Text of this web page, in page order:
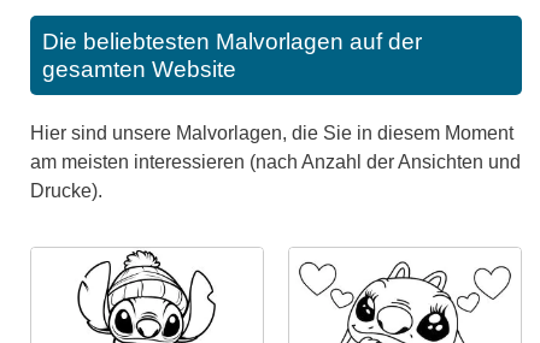
Die beliebtesten Malvorlagen auf der
gesamten Website
Hier sind unsere Malvorlagen, die Sie in diesem Moment
am meisten interessieren (nach Anzahl der Ansichten und
Drucke).